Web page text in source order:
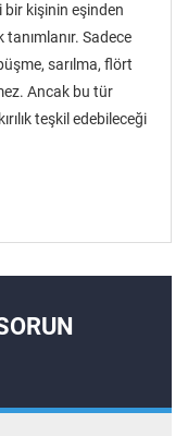
bir kişinin eşinden
Sadece
sarılma, flört
Ancak bu tür
teşkil edebileceği